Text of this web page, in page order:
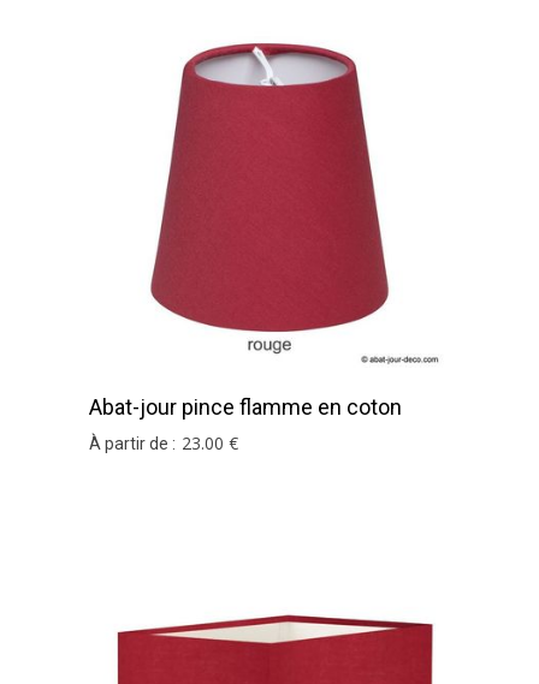
Abat-jour pince flamme en coton
rouge
À partir de : 23.00 €